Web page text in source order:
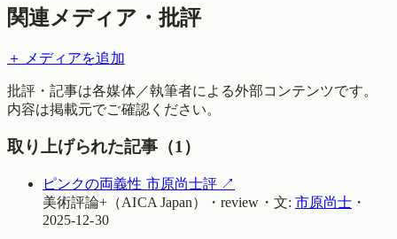
関連メディア・批評
＋ メディアを追加
批評・記事は各媒体／執筆者による外部コンテンツです。
内容は掲載元でご確認ください。
取り上げられた記事（1）
ピンクの両義性 市原尚士評 ↗
美術評論+（AICA Japan）
・review ・ 文: 市原尚士 ・
2025-12-30